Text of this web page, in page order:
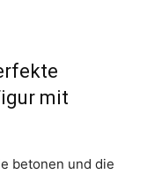
mit
betonen und die